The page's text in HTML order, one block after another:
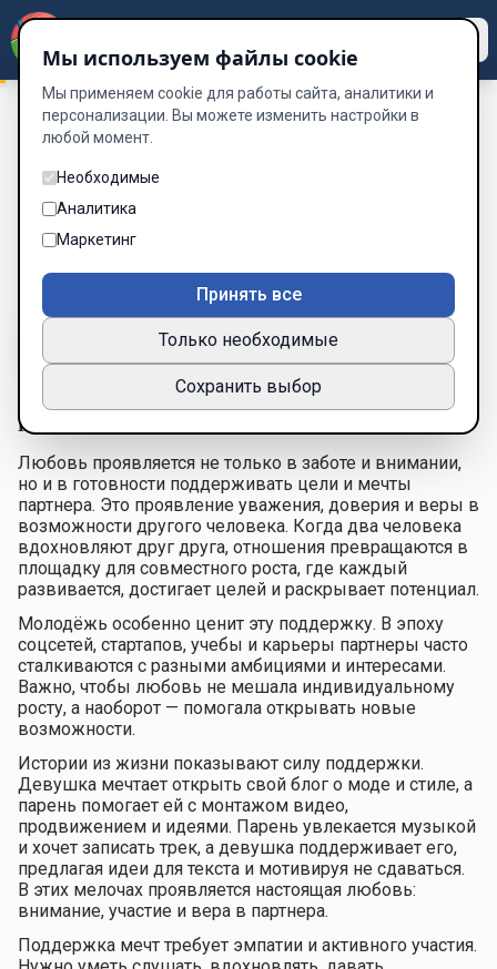
Психология Любви
партнера
Глава 19: Поддержка мечт и
амбиций партнера
Глава 19 из 30
Шрифт
Глава 19: Поддержка мечт и амбиций партнера
Любовь проявляется не только в заботе и внимании,
но и в готовности поддерживать цели и мечты
партнера. Это проявление уважения, доверия и веры в
возможности другого человека. Когда два человека
вдохновляют друг друга, отношения превращаются в
площадку для совместного роста, где каждый
развивается, достигает целей и раскрывает потенциал.
Молодёжь особенно ценит эту поддержку. В эпоху
соцсетей, стартапов, учебы и карьеры партнеры часто
сталкиваются с разными амбициями и интересами.
Важно, чтобы любовь не мешала индивидуальному
росту, а наоборот — помогала открывать новые
возможности.
Истории из жизни показывают силу поддержки.
Девушка мечтает открыть свой блог о моде и стиле, а
парень помогает ей с монтажом видео,
продвижением и идеями. Парень увлекается музыкой
и хочет записать трек, а девушка поддерживает его,
предлагая идеи для текста и мотивируя не сдаваться.
В этих мелочах проявляется настоящая любовь:
внимание, участие и вера в партнера.
Поддержка мечт требует эмпатии и активного участия.
Мы используем файлы cookie
Мы применяем cookie для работы сайта, аналитики и
персонализации. Вы можете изменить настройки в
любой момент.
Необходимые
Аналитика
Маркетинг
Принять все
Только необходимые
Сохранить выбор